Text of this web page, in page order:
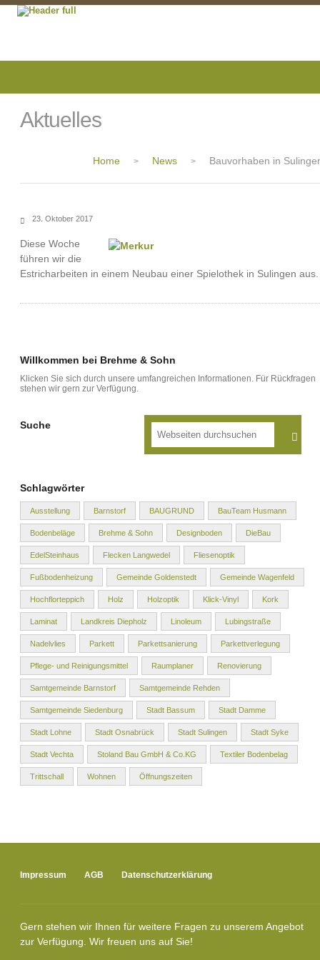
Aktuelles
Home > News > Bauvorhaben in
23. Oktober 2017
Diese Woche
führen wir die
Estricharbeiten in einem Neubau einer Spielothek in Sulingen aus.
Willkommen bei Brehme & Sohn
Klicken Sie sich durch unsere umfangreichen Informationen. Für Rückfragen
stehen wir gern zur Verfügung.
Suche
Schlagwörter
Ausstellung Barnstorf BAUGRUND BauTeam Husmann
Bodenbeläge Brehme & Sohn Designboden DieBau
EdelSteinhaus Flecken Langwedel Fliesenoptik
Fußbodenheizung Gemeinde Goldenstedt Gemeinde Wagenfeld
Hochflorteppich Holz Holzoptik Klick-Vinyl Kork
Laminat Landkreis Diepholz Linoleum Lubingstraße
Nadelvlies Parkett Parkettsanierung Parkettverlegung
Pflege- und Reinigungsmittel Raumplaner Renovierung
Samtgemeinde Barnstorf Samtgemeinde Rehden
Samtgemeinde Siedenburg Stadt Bassum Stadt Damme
Stadt Lohne Stadt Osnabrück Stadt Sulingen Stadt Syke
Stadt Vechta Stoland Bau GmbH & Co.KG Textiler Bodenbelag
Trittschall Wohnen Öffnungszeiten
Impressum AGB Datenschutzerklärung
Gern stehen wir Ihnen für weitere Fragen zu unserem Angebot
zur Verfügung. Wir freuen uns auf Sie!